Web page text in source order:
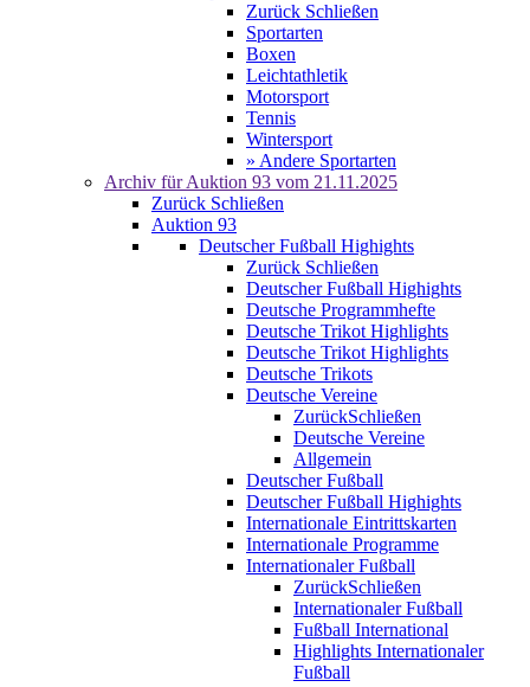
Zurück Schließen
Sportarten
Boxen
Leichtathletik
Motorsport
Tennis
Wintersport
» Andere Sportarten
Archiv für Auktion 93 vom 21.11.2025
Zurück Schließen
Auktion 93
Deutscher Fußball Highights
Zurück Schließen
Deutscher Fußball Highights
Deutsche Programmhefte
Deutsche Trikot Highlights
Deutsche Trikot Highlights
Deutsche Trikots
Deutsche Vereine
ZurückSchließen
Deutsche Vereine
Allgemein
Deutscher Fußball
Deutscher Fußball Highights
Internationale Eintrittskarten
Internationale Programme
Internationaler Fußball
ZurückSchließen
Internationaler Fußball
Fußball International
Highlights Internationaler
Fußball